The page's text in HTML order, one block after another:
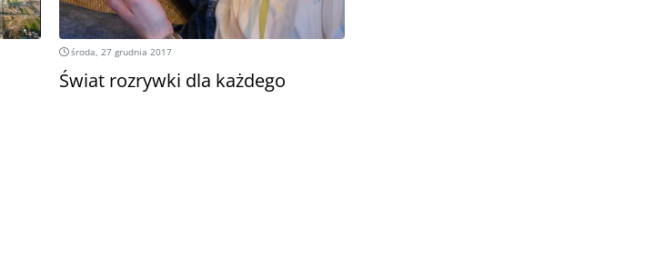
środa, 27 grudnia 2017
Świat rozrywki dla każdego